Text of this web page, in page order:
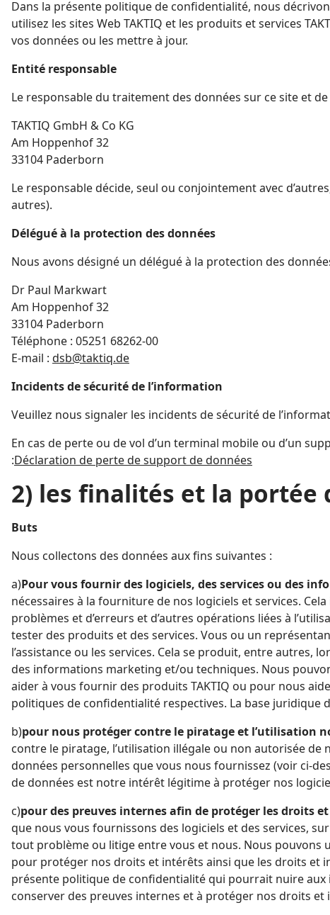
Dans la présente politique de confidentialité, nous
utilisez les sites Web TAKTIQ et les produits et services
vos données ou les mettre à jour.
Entité responsable
Le responsable du traitement des données sur ce site et
TAKTIQ GmbH & Co KG
Am Hoppenhof 32
33104 Paderborn
Le responsable décide, seul ou conjointement avec
autres).
Délégué à la protection des données
Nous avons désigné un délégué à la protection des
Dr Paul Markwart
Am Hoppenhof 32
33104 Paderborn
Téléphone : 05251 68262-00
E-mail : dsb@taktiq.de
Incidents de sécurité de l’information
Veuillez nous signaler les incidents de sécurité de
En cas de perte ou de vol d’un terminal mobile ou d’un
:Déclaration de perte de support de données
2) les finalités et la
Buts
Nous collectons des données aux fins suivantes :
a)Pour vous fournir des logiciels, des services ou des
nécessaires à la fourniture de nos logiciels et services.
problèmes et d’erreurs et d’autres opérations liées à
tester des produits et des services. Vous ou un
l’assistance ou les services. Cela se produit, entre
des informations marketing et/ou techniques. Nous
aider à vous fournir des produits TAKTIQ ou pour nous
politiques de
b)pour nous protéger contre le piratage et l’utilisation
contre le piratage, l’utilisation illégale ou non autorisée de
données personnelles que vous nous fournissez (voir ci-dessus) ainsi
de données est notre intérêt légitime à protéger nos
c)pour des preuves internes afin de protéger les droits
que nous vous fournissons des logiciels et des services,
tout problème ou litige entre vous et nous. Nous
pour protéger nos droits et intérêts ainsi que les droits et
présente politique de confidentialité qui pourrait nuire aux intérêts de TAKTIQ ou de ses clients. La
conserver des preuves internes et à protéger nos droits